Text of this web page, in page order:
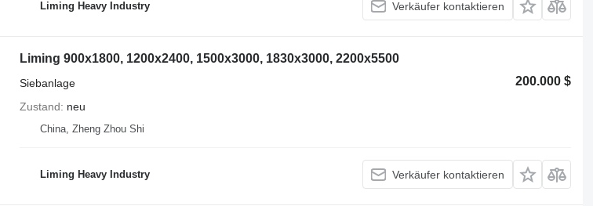
Liming Heavy Industry Verkäufer kontaktieren
Liming 900x1800, 1200x2400, 1500x3000, 1830x3000, 2200x5500
200.000 $
Siebanlage
Zustand
neu
China, Zheng Zhou Shi
Liming Heavy Industry Verkäufer kontaktieren